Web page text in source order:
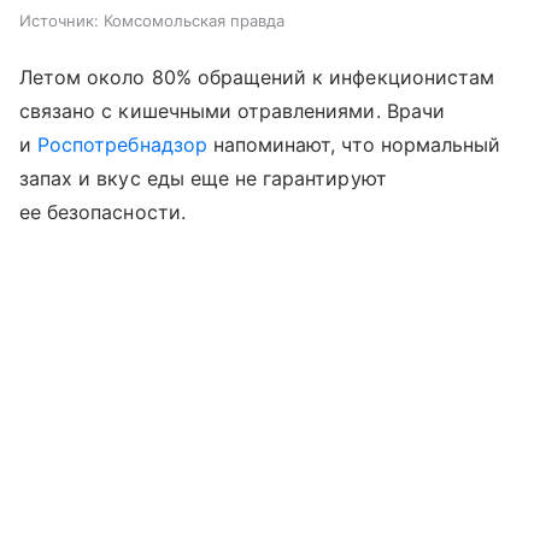
Источник: Комсомольская правда
Летом около 80% обращений к инфекционистам
связано с кишечными отравлениями. Врачи
и Роспотребнадзор напоминают, что нормальный
запах и вкус еды еще не гарантируют
ее безопасности.